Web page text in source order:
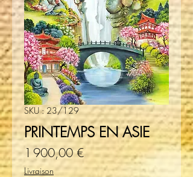
SKU : 23/129
PRINTEMPS EN ASIE
1 900,00 €Prix
Livraison